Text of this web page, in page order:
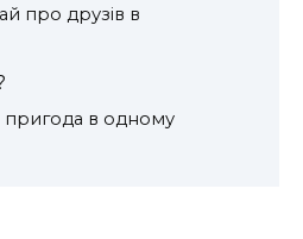
про друзів в
пригода в одному